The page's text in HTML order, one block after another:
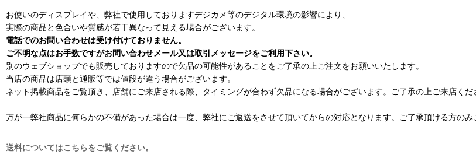
お使いのディスプレイや、弊社で使用しておりますデジカメ等のデジタル環境の影響により、
実際の商品と色合いや質感が若干異なって見える場合がございます。
電話でのお問い合わせは受け付けておりません。
ご不明な点はお手数ですがお問い合わせメール又は取引メッセージをご利用下さい。
別のウェブショップでも販売しておりますので欠品の可能性があることをご了承の上ご注文をお願いいたします。
当店の商品は店頭と通販等では値段が違う場合がございます。
ネット掲載商品をご覧頂き、店舗にご来店される際、タイミングが合わず欠品になる場合がございます。ご了承の上ご来店くだ
万が一弊社商品に何らかの不備があった場合は一度、弊社にご返送をさせて頂いてからの対応となります。ご了承頂ける方のみ
送料についてはこちらをご覧ください。